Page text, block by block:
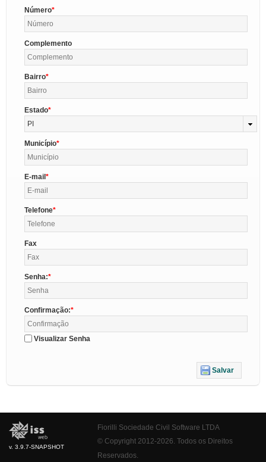
Número
Complemento
Bairro
Estado
PI
Município
E-mail
Telefone
Fax
Senha:
Confirmação:
Visualizar Senha
Salvar
v. 3.9.7-SNAPSHOT
Fiorilli Sociedade Civil Software LTDA
© Copyright 2012-2026. Todos os Direitos
Reservados.